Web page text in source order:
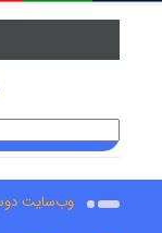
وب‌سایت